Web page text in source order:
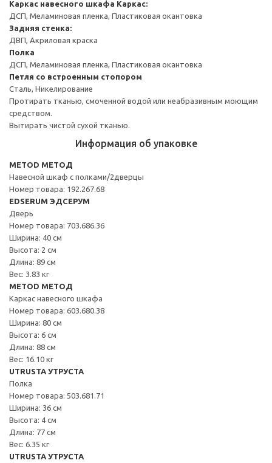
Каркас навесного шкафа Каркас:
ДСП, Меламиновая пленка, Пластиковая окантовка
Задняя стенка:
ДВП, Акриловая краска
Полка
ДСП, Меламиновая пленка, Пластиковая окантовка
Петля со встроенным стопором
Сталь, Никелирование
Протирать тканью, смоченной водой или неабразивным моющим
средством.
Вытирать чистой сухой тканью.
Информация об упаковке
METOD МЕТОД
Навесной шкаф с полками/2дверцы
Номер товара: 192.267.68
EDSERUM ЭДСЕРУМ
Дверь
Номер товара: 703.686.36
Ширина: 40 см
Высота: 2 см
Длина: 89 см
Вес: 3.83 кг
METOD МЕТОД
Каркас навесного шкафа
Номер товара: 603.680.38
Ширина: 80 см
Высота: 6 см
Длина: 88 см
Вес: 16.10 кг
UTRUSTA УТРУСТА
Полка
Номер товара: 503.681.71
Ширина: 36 см
Высота: 4 см
Длина: 77 см
Вес: 6.35 кг
UTRUSTA УТРУСТА